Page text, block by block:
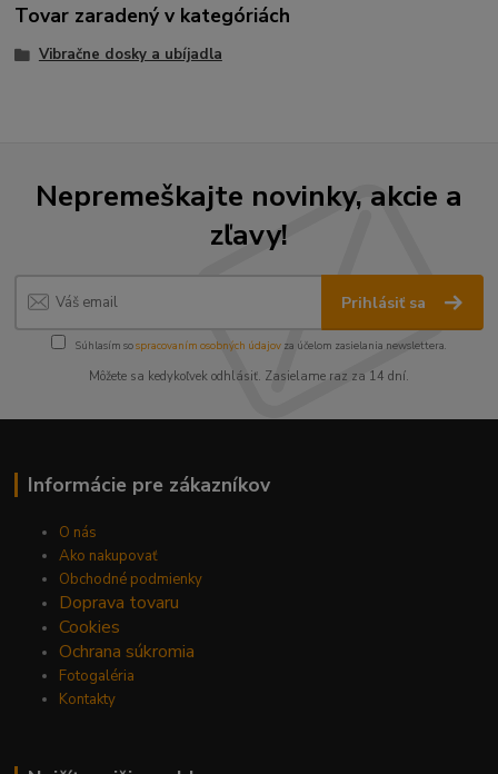
Tovar zaradený v kategóriách
Vibračne dosky a ubíjadla
Nepremeškajte novinky, akcie a
zľavy!
Prihlásiť sa
Súhlasím sospracovaním osobných údajov za účelom zasielania newslettera.
Môžete sa kedykoľvek odhlásiť. Zasielame raz za 14 dní.
Informácie pre zákazníkov
O nás
Ako nakupovať
Obchodné podmienky
Doprava tovaru
Cookies
Ochrana súkromia
Fotogaléria
Kontakty